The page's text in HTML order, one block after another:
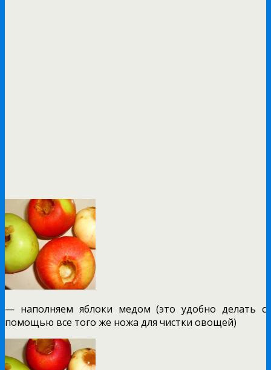
— наполняем яблоки медом (это удобно делать с
помощью все того же ножа для чистки овощей)